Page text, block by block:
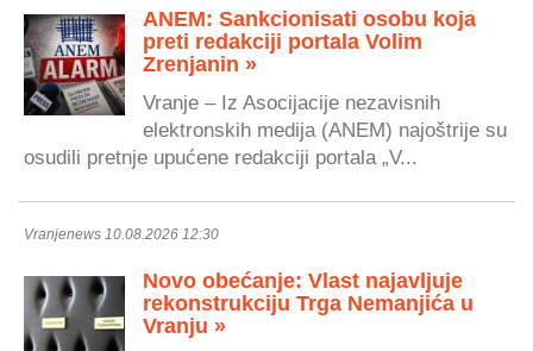
ANEM: Sankcionisati osobu koja
preti redakciji portala Volim
Zrenjanin »
Vranje – Iz Asocijacije nezavisnih
elektronskih medija (ANEM) najoštrije su
osudili pretnje upućene redakciji portala „V...
Vranjenews 10.08.2026 12:30
Novo obećanje: Vlast najavljuje
rekonstrukciju Trga Nemanjića u
Vranju »